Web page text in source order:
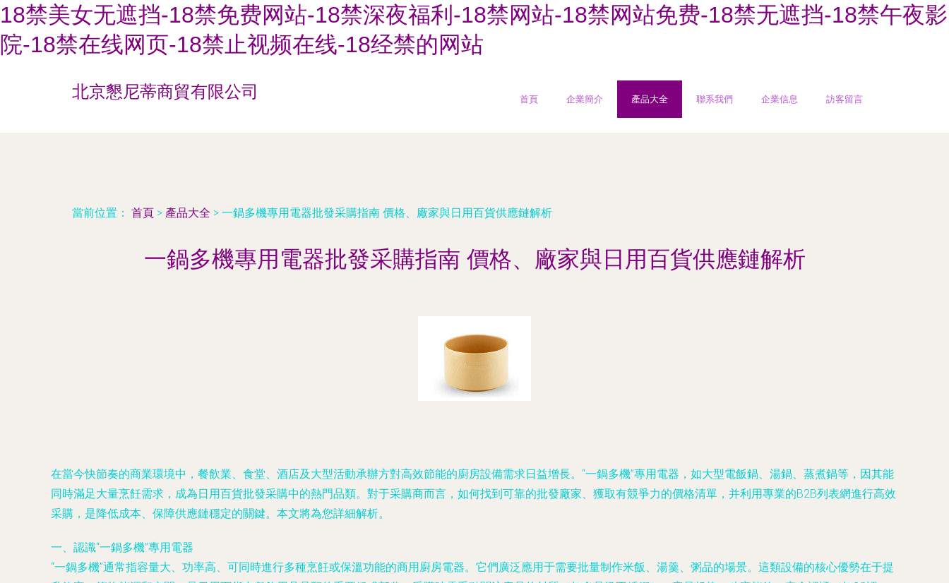
18禁美女无遮挡-18禁免费网站-18禁深夜福利-18禁网站-18禁网站免费-18禁无遮挡-18禁午夜影
院-18禁在线网页-18禁止视频在线-18经禁的网站
北京懇尼蒂商貿有限公司 首頁 企業簡介 產品大全 聯系我們 企業信息 訪客留言
當前位置： 首頁 > 產品大全 > 一鍋多機專用電器批發采購指南 價格、廠家與日用百貨供應鏈解析
一鍋多機專用電器批發采購指南 價格、廠家與日用百貨供應鏈解析
在當今快節奏的商業環境中，餐飲業、食堂、酒店及大型活動承辦方對高效節能的廚房設備需求日益增長。“一鍋多機”專用電器，如大型電飯鍋、湯鍋、蒸煮鍋等，因其能
同時滿足大量烹飪需求，成為日用百貨批發采購中的熱門品類。對于采購商而言，如何找到可靠的批發廠家、獲取有競爭力的價格清單，并利用專業的B2B列表網進行高效
采購，是降低成本、保障供應鏈穩定的關鍵。本文將為您詳細解析。
一、認識“一鍋多機”專用電器
“一鍋多機”通常指容量大、功率高、可同時進行多種烹飪或保溫功能的商用廚房電器。它們廣泛應用于需要批量制作米飯、湯羹、粥品的場景。這類設備的核心優勢在于提